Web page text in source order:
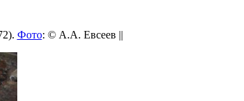
Фото: © А.А. Евсеев ||